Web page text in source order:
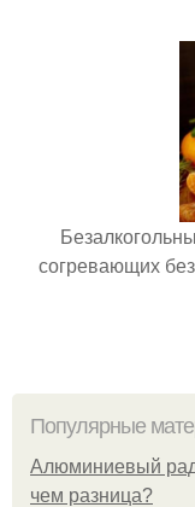
согревающих
Популярные
Алюминиевый
чем разница?